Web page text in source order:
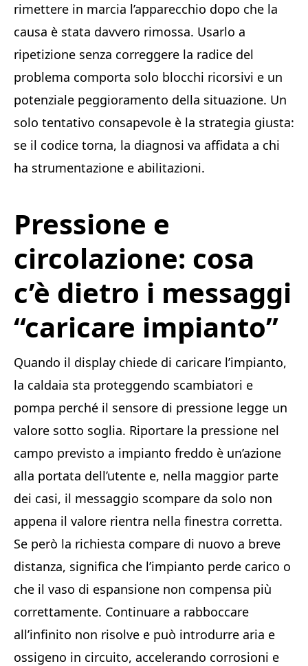
rimettere in marcia l’apparecchio dopo che la
causa è stata davvero rimossa. Usarlo a
ripetizione senza correggere la radice del
problema comporta solo blocchi ricorsivi e un
potenziale peggioramento della situazione. Un
solo tentativo consapevole è la strategia giusta:
se il codice torna, la diagnosi va affidata a chi
ha strumentazione e abilitazioni.
Pressione e
circolazione: cosa
c’è dietro i messaggi
“caricare impianto”
Quando il display chiede di caricare l’impianto,
la caldaia sta proteggendo scambiatori e
pompa perché il sensore di pressione legge un
valore sotto soglia. Riportare la pressione nel
campo previsto a impianto freddo è un’azione
alla portata dell’utente e, nella maggior parte
dei casi, il messaggio scompare da solo non
appena il valore rientra nella finestra corretta.
Se però la richiesta compare di nuovo a breve
distanza, significa che l’impianto perde carico o
che il vaso di espansione non compensa più
correttamente. Continuare a rabboccare
all’infinito non risolve e può introdurre aria e
ossigeno in circuito, accelerando corrosioni e